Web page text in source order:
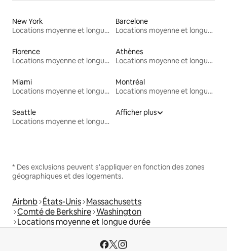
New York
Locations moyenne et longue durée
Barcelone
Locations moyenne et longue durée
Florence
Locations moyenne et longue durée
Athènes
Locations moyenne et longue durée
Miami
Locations moyenne et longue durée
Montréal
Locations moyenne et longue durée
Seattle
Locations moyenne et longue durée
Afficher plus
* Des exclusions peuvent s'appliquer en fonction des zones
géographiques et des logements.
Airbnb États-Unis Massachusetts
Comté de Berkshire Washington
Locations moyenne et longue durée